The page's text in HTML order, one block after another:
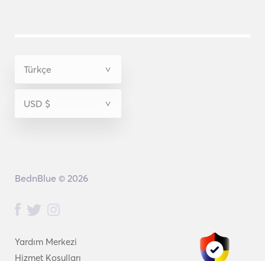
Yardım Merkezi
Hizmet Koşulları
BednBlue © 2026